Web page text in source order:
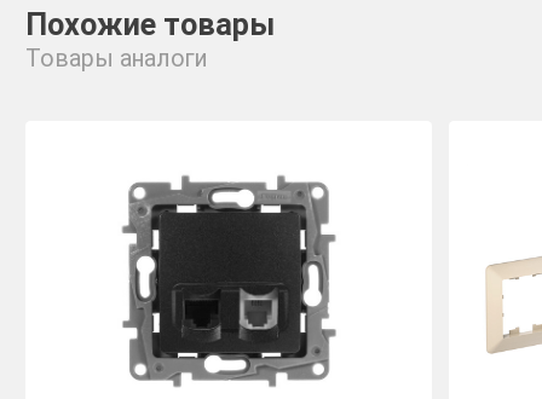
Похожие товары
Товары аналоги